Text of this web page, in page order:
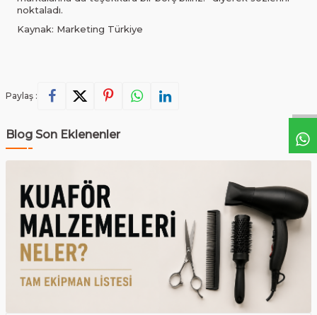
noktaladı.
Kaynak: Marketing Türkiye
Paylaş :
Blog Son Eklenenler